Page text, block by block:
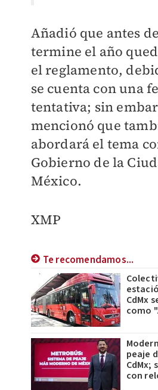
Añadió que antes
termine el año
el reglamento,
se cuenta con una
tentativa; sin
mencionó que
abordará el tema
Gobierno de la
México.
XMP
Te recomendamos...
CdMx
como
peaje
CdMx;
con